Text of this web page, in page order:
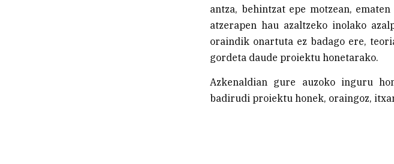
antza, behintzat epe motzean,
atzerapen hau azaltzeko inolako
oraindik onartuta ez badago ere,
gordeta daude proiektu honetarako.
Azkenaldian gure auzoko inguru
badirudi proiektu honek, oraingoz,